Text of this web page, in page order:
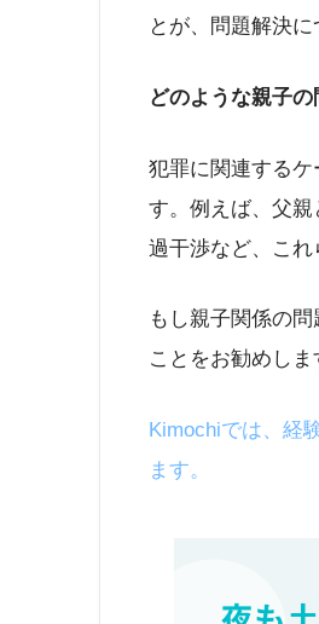
とが、問題解決に
どのような親子
犯罪に関連する
す。例えば、父
過干渉など、これ
もし親子関係の
ことをお勧めしま
Kimochiでは、経
ます。